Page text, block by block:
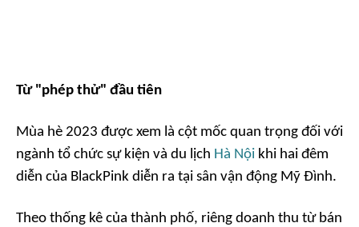
Từ "phép thử" đầu tiên
Mùa hè 2023 được xem là cột mốc quan trọng đối với
ngành tổ chức sự kiện và du lịch Hà Nội khi hai đêm
diễn của BlackPink diễn ra tại sân vận động Mỹ Đình.
Theo thống kê của thành phố, riêng doanh thu từ bán